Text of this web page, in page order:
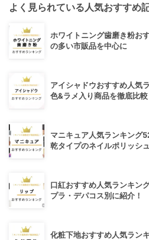
よく見られている人気おすすめ
ホワイトニング歯磨き粉お
の多い市販品を中心に
アイシャドウおすすめ人気
色&ラメ入り商品を徹底比較
マニキュア人気ランキング
乾タイプのネイルポリッシ
口紅おすすめ人気ランキン
プラ・デパコス別に紹介！
化粧下地おすすめ人気ラン